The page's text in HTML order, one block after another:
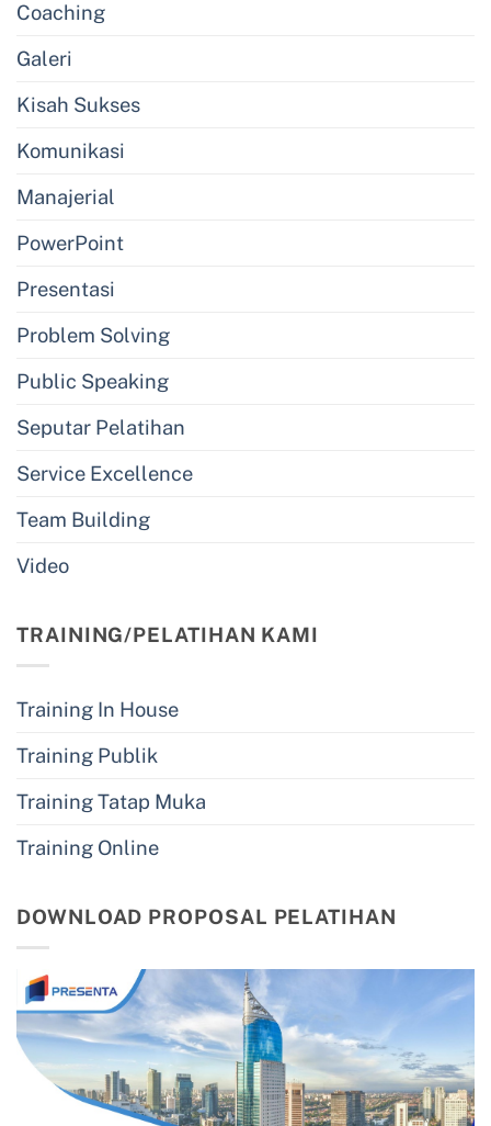
Coaching
Galeri
Kisah Sukses
Komunikasi
Manajerial
PowerPoint
Presentasi
Problem Solving
Public Speaking
Seputar Pelatihan
Service Excellence
Team Building
Video
TRAINING/PELATIHAN KAMI
Training In House
Training Publik
Training Tatap Muka
Training Online
DOWNLOAD PROPOSAL PELATIHAN